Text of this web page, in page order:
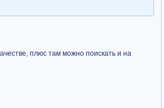
плюс там можно поискать и на